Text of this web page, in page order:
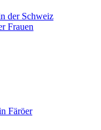
der Schweiz
Frauen
Färöer